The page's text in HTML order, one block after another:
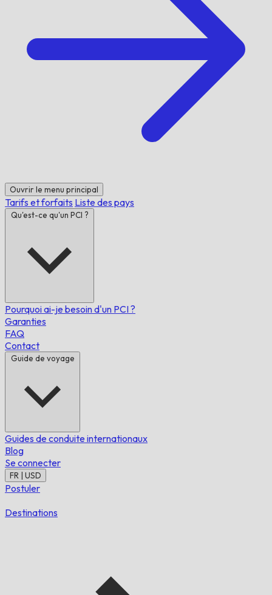
Ouvrir le menu principal
Tarifs et forfaits Liste des pays
Qu'est-ce qu'un PCI ?
Pourquoi ai-je besoin d'un PCI ?
Garanties
FAQ
Contact
Guide de voyage
Guides de conduite internationaux
Blog
Se connecter
FR | USD
Postuler
Destinations